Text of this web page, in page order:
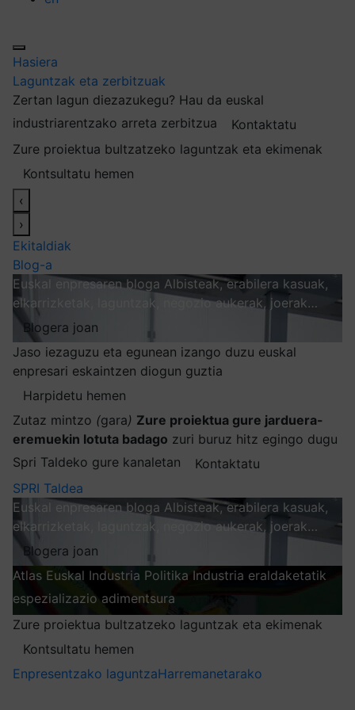
Hasiera
Laguntzak eta zerbitzuak
Zertan lagun diezazukegu? Hau da euskal
industriarentzako arreta zerbitzua
Kontaktatu
Zure proiektua bultzatzeko laguntzak eta ekimenak
Kontsultatu hemen
‹
›
Ekitaldiak
Blog-a
Euskal enpresaren bloga Albisteak, erabilera kasuak,
elkarrizketak, laguntzak, negozio aukerak, joerak…
Blogera joan
Jaso iezaguzu eta egunean izango duzu euskal
enpresari eskaintzen diogun guztia
Harpidetu hemen
Zutaz mintzo (gara) Zure proiektua gure jarduera-
eremuekin lotuta badago zuri buruz hitz egingo dugu
Spri Taldeko gure kanaletan
Kontaktatu
SPRI Taldea
Euskal enpresaren bloga Albisteak, erabilera kasuak,
elkarrizketak, laguntzak, negozio aukerak, joerak…
Blogera joan
Atlas Euskal Industria Politika Industria eraldaketatik
espezializazio adimentsura
Zure proiektua bultzatzeko laguntzak eta ekimenak
Kontsultatu hemen
Enpresentzako laguntzaHarremanetarako